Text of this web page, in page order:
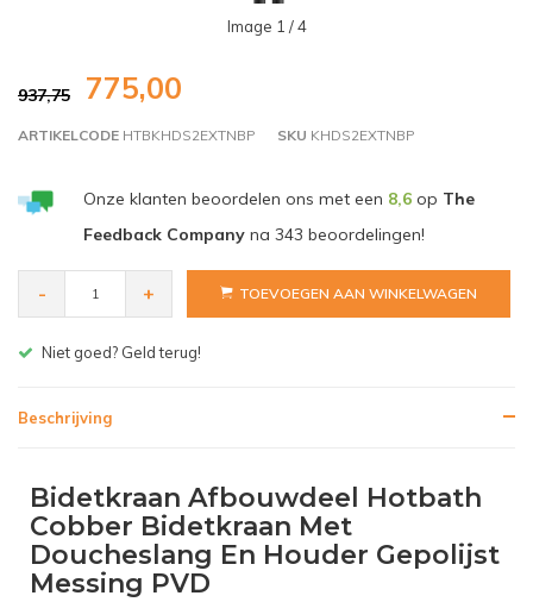
Image 1 / 4
937,75 775,00
ARTIKELCODE HTBKHDS2EXTNBP SKU KHDS2EXTNBP
Onze klanten beoordelen ons met een 8,6op The
Feedback Companyna 343 beoordelingen!
- + TOEVOEGEN AAN WINKELWAGEN
Gratis bezorgen v.a. € 150,- (NL)
Beschrijving
Bidetkraan Afbouwdeel Hotbath
Cobber Bidetkraan Met
Doucheslang En Houder Gepolijst
Messing PVD